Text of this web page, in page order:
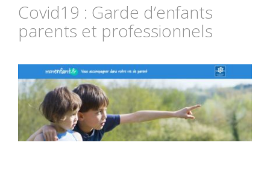
Covid19 : Garde d’enfants
parents et professionnels